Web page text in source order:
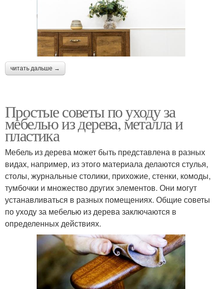
читать дальше →
Простые советы по уходу за
мебелью из дерева, металла и
пластика
Мебель из дерева может быть представлена в разных
видах, например, из этого материала делаются стулья,
столы, журнальные столики, прихожие, стенки, комоды,
тумбочки и множество других элементов. Они могут
устанавливаться в разных помещениях. Общие советы
по уходу за мебелью из дерева заключаются в
определенных действиях.